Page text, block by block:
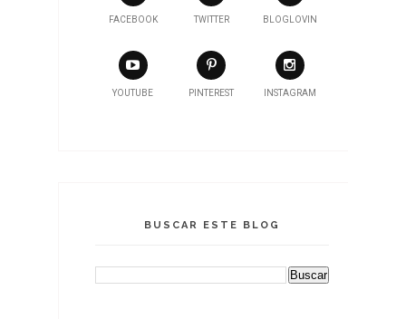
FACEBOOK TWITTER BLOGLOVIN
YOUTUBE PINTEREST INSTAGRAM
BUSCAR ESTE BLOG